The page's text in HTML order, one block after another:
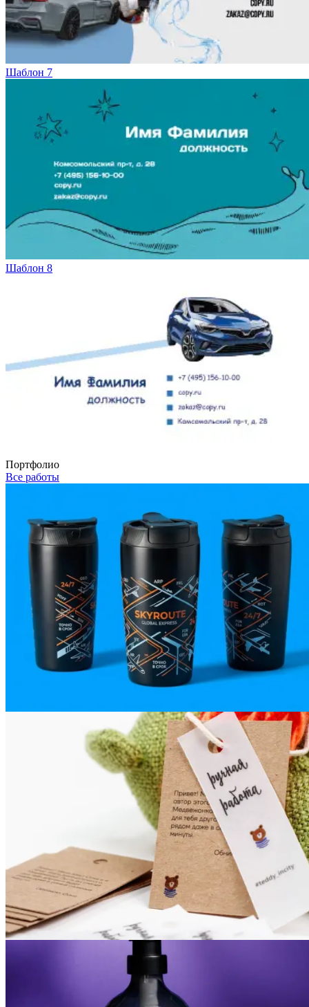
Шаблон 7
Шаблон 8
Портфолио
Все работы